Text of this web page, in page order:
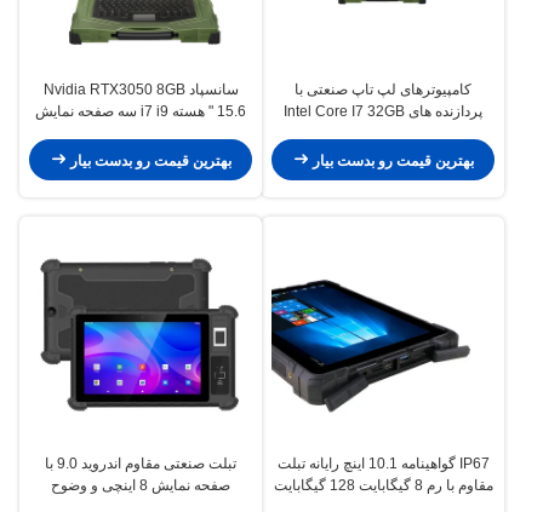
کامپیوترهای لپ تاپ صنعتی با
پردازنده های Intel Core I7 32GB
1TB برای عملیات بدون سرنشین در
فضای باز
بهترین قیمت رو بدست بیار
سانسپاد Nvidia RTX3050 8GB
15.6 " هسته i7 i9 سه صفحه نمایش
بهترین قیمت رو بدست بیار
IP67 گواهینامه 10.1 اینچ رایانه تبلت
مقاوم با رم 8 گیگابایت 128 گیگابایت
تبلت صنعتی مقاوم اندروید 9.0 با
صفحه نمایش 8 اینچی و وضوح